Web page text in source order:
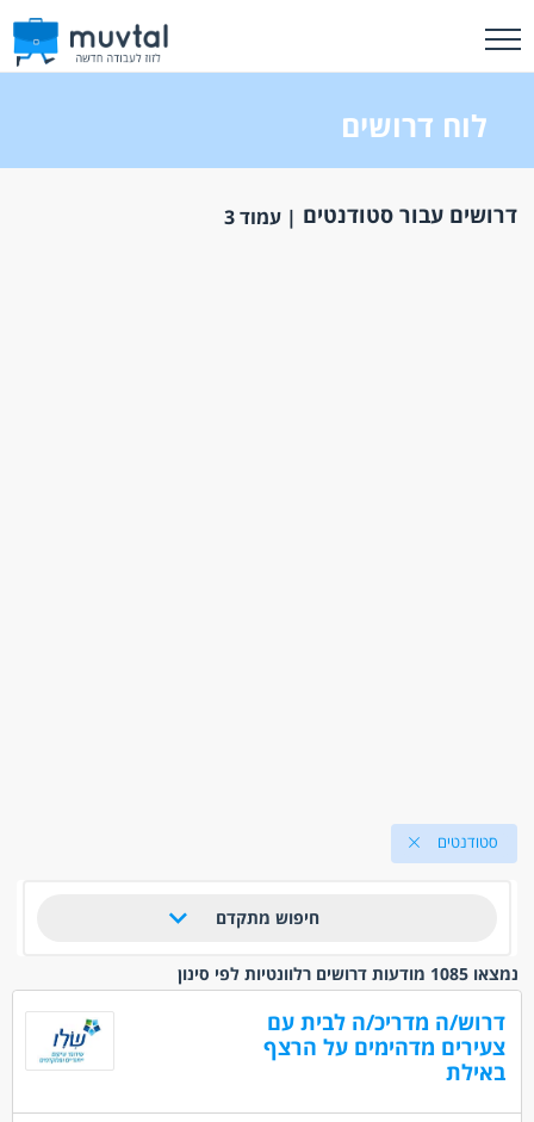
לוח דרושים
דרושים עבור סטודנטים | עמוד 3
סטודנטים
חיפוש מתקדם
נמצאו 1085 מודעות דרושים רלוונטיות לפי סינון
דרוש/ה מדריכ/ה לבית עם
צעירים מדהימים על הרצף
באילת